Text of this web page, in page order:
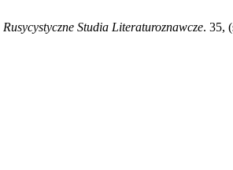
Rusycystyczne Studia Literaturoznawcze. 35,